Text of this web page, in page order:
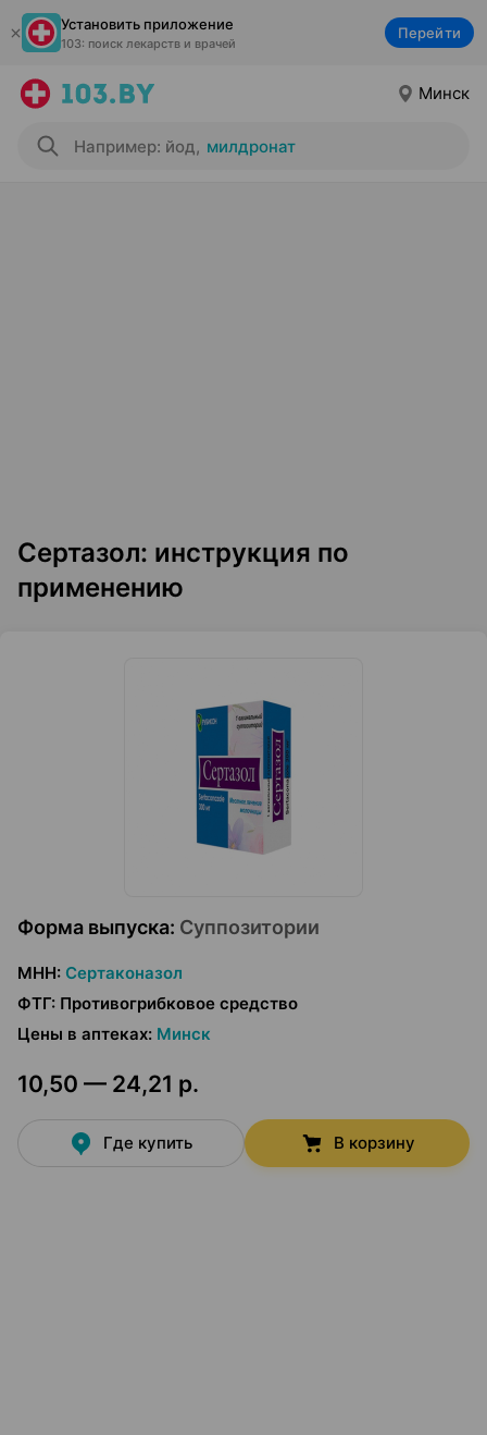
Установить приложение
103: поиск лекарств и врачей
Перейти
Минск
Например: йод, милдронат
Сертазол: инструкция по
применению
Форма выпуска: Суппозитории
МНН: Сертаконазол
ФТГ: Противогрибковое средство
Цены в аптеках: Минск
10,50 — 24,21 р.
Где купить В корзину